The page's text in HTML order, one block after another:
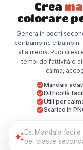
Crea
colorare
Genera in pochi
per bambine e
alla media. Puoi
tempi dell'attività e
calma,
Mandala
Difficoltà
Utili per
Scarico in